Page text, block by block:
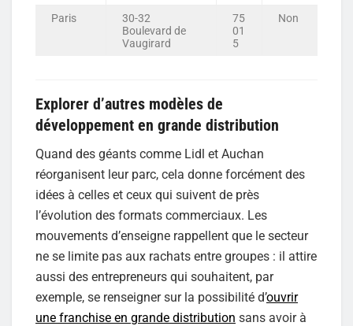
Paris
30-32
Boulevard de
Vaugirard
75
01
5
Non
Explorer d’autres modèles de
développement en grande distribution
Quand des géants comme Lidl et Auchan
réorganisent leur parc, cela donne forcément des
idées à celles et ceux qui suivent de près
l’évolution des formats commerciaux. Les
mouvements d’enseigne rappellent que le secteur
ne se limite pas aux rachats entre groupes : il attire
aussi des entrepreneurs qui souhaitent, par
exemple, se renseigner sur la possibilité d’ouvrir
une franchise en grande distribution sans avoir à